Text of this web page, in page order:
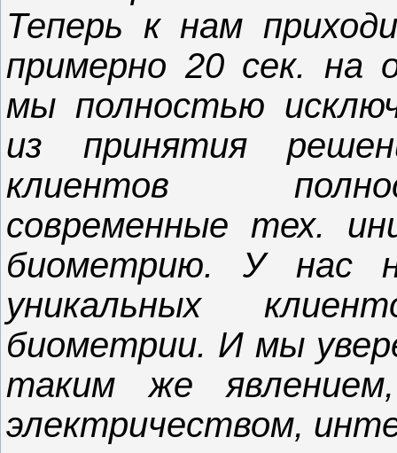
Теперь к нам
примерно 20 сек. на
мы полностью
из принятия
клиентов
современные тех.
биометрию. У нас
уникальных
биометрии. И мы
таким же
электричеством,